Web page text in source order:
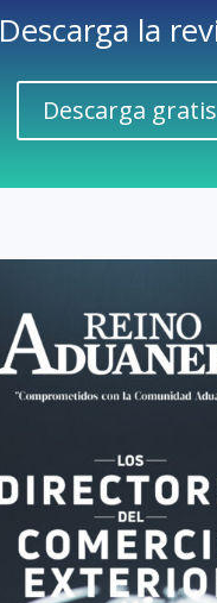
Descarga la
Descarga gratis